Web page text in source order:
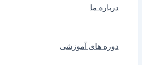
درباره ما
دوره های آموزشی